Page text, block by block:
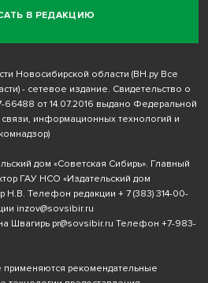
В РЕДАКЦИЮ
Новосибирской области (ВН.ру Все
- сетевое издание. Свидетельство о
от 14.07.2016 выдано Федеральной
информационных технологий и
дом «Советская Сибирь». Главный
ГАУ НСО «Издательский дом
Н.В. Телефон редакции + 7 (383) 314-00-
inzov@sovsibir.ru
Швагирь pr@sovsibir.ru Телефон +7-983-
рекомендательные